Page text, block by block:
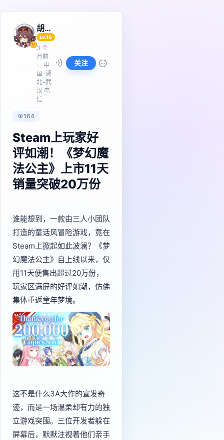
胡桃
Lv.15
3 个
月前
中
国–湖
北–武
汉 电
信
关注
164
Steam上玩家好
评如潮！《梦幻魔
法公主》上市11天
销量突破20万份
谁能想到，一款由三人小团队
打造的童话风冒险游戏，竟在
Steam上掀起如此波澜？《梦
幻魔法公主》自上线以来，仅
用11天便售出超过20万份，
玩家区满屏的好评如潮，仿佛
集体重返童年梦境。
这不是什么3A大作的宣发奇
迹，而是一场温柔却有力的独
立游戏突围。三位开发者躲在
屏幕后，默默注视着他们亲手